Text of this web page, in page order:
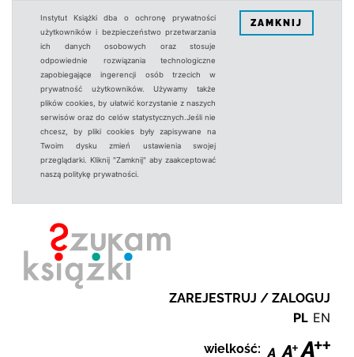
Instytut Książki dba o ochronę prywatności
użytkowników i bezpieczeństwo przetwarzania
ich danych osobowych oraz stosuje
odpowiednie rozwiązania technologiczne
zapobiegające ingerencji osób trzecich w
prywatność użytkowników. Używamy także
plików cookies, by ułatwić korzystanie z naszych
serwisów oraz do celów statystycznych.Jeśli nie
chcesz, by pliki cookies były zapisywane na
Twoim dysku zmień ustawienia swojej
przeglądarki. Kliknij "Zamknij" aby zaakceptować
naszą politykę prywatności.
ZAMKNIJ
ZAREJESTRUJ / ZALOGUJ
PL EN
wielkość: